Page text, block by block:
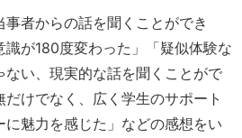
者からの話を聞くことができ
が180度変わった」「疑似体験な
ない、現実的な話を聞くことがで
けでなく、広く学生のサポート
に魅力を感じた」などの感想をい